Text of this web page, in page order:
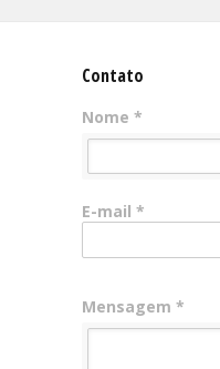
Contato
Nome *
E-mail *
Mensagem *